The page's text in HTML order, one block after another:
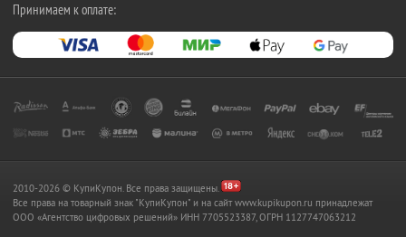
Принимаем к оплате:
2010-2026 © КупиКупон. Все права защищены.
Все права на товарный знак "КупиКупон" и на сайт www.kupikupon.ru принадлежат
OOO «Агентство цифровых решений» ИНН 7705523387, ОГРН 1127747063212